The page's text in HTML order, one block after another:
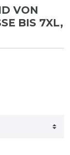
VON
BIS 7XL, W